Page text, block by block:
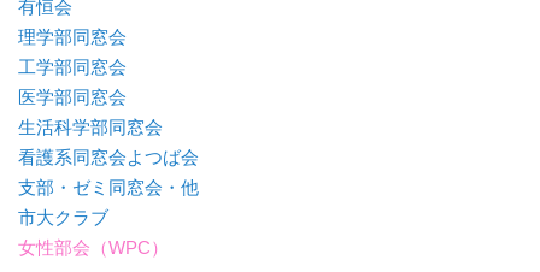
有恒会
理学部同窓会
工学部同窓会
医学部同窓会
生活科学部同窓会
看護系同窓会よつば会
支部・ゼミ同窓会・他
市大クラブ
女性部会（WPC）